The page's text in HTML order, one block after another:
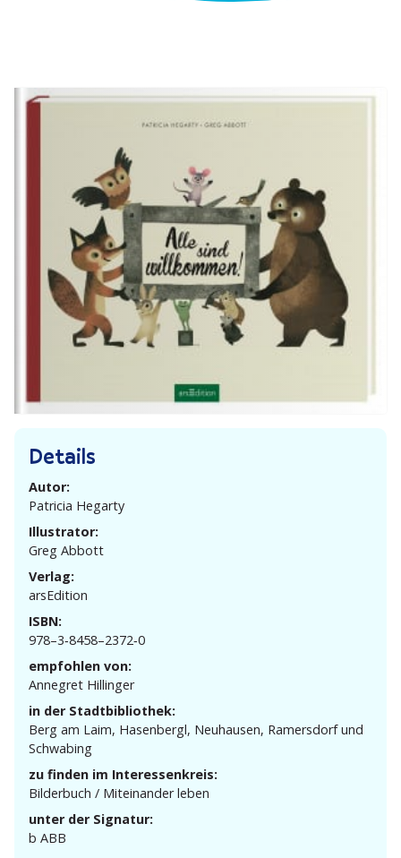
Details
Autor:
Patricia Hegarty
Illustrator:
Greg Abbott
Verlag:
arsEdition
ISBN:
978–3‑8458–2372‑0
empfohlen von:
Annegret Hillinger
in der Stadtbibliothek:
Berg am Laim, Hasen­bergl, Neuhausen, Ramersdorf und
Schwabing
zu finden im Interessenkreis:
Bilderbuch / Mitein­ander leben
unter der Signatur:
b ABB